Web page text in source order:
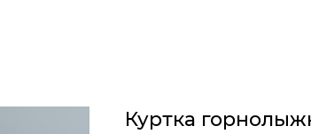
Куртка